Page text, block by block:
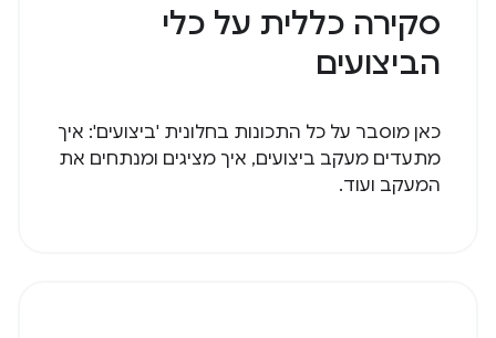
סקירה כללית על כלי
הביצועים
כאן מוסבר על כל התכונות בחלונית 'ביצועים': איך
מתעדים מעקב ביצועים, איך מציגים ומנתחים את
המעקב ועוד.